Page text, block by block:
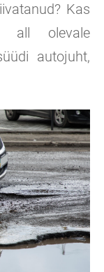
Kas
all olevale
autojuht,